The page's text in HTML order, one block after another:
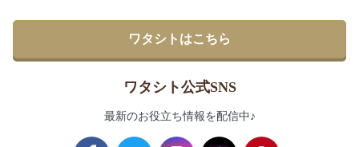
ワタシトはこちら
ワタシト公式SNS
最新のお役立ち情報を配信中♪